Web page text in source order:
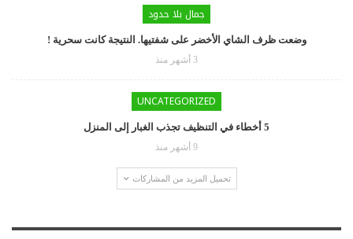
جمال بلا حدود
وضعت ظرف الشاي الأخضر على شفتيها. النتيجة كانت سحرية !
3 أشهر منذ
UNCATEGORIZED
5 أخطاء في التنظيف تجذب الغبار إلى المنزل
9 أشهر منذ
تحميل المزيد من المشاركات